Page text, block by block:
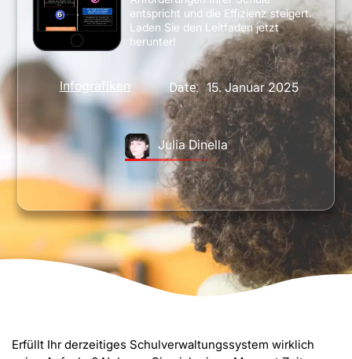
Infografiken Date: 15. Januar 2025
Julia Dinella
entspricht und die Effizienz steigert.
Laden Sie den Leitfaden jetzt
herunter!
Erfüllt Ihr derzeitiges Schulverwaltungssystem wirklich